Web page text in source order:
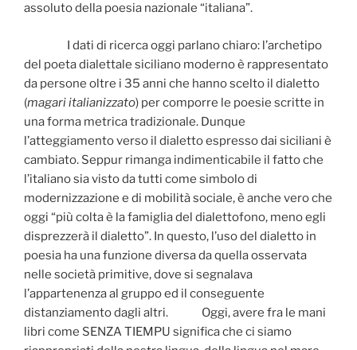
assoluto della poesia nazionale “italiana”.
I dati di ricerca oggi parlano chiaro: l’archetipo
del poeta dialettale siciliano moderno è rappresentato
da persone oltre i 35 anni che hanno scelto il dialetto
(magari italianizzato) per comporre le poesie scritte in
una forma metrica tradizionale. Dunque
l’atteggiamento verso il dialetto espresso dai siciliani è
cambiato. Seppur rimanga indimenticabile il fatto che
l’italiano sia visto da tutti come simbolo di
modernizzazione e di mobilità sociale, è anche vero che
oggi “più colta è la famiglia del dialettofono, meno egli
disprezzerà il dialetto”. In questo, l’uso del dialetto in
poesia ha una funzione diversa da quella osservata
nelle società primitive, dove si segnalava
l’appartenenza al gruppo ed il conseguente
distanziamento dagli altri. Oggi, avere fra le mani
libri come SENZA TIEMPU significa che ci siamo